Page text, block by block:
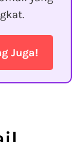
Juga!